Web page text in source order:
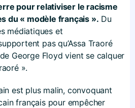
pour relativiser le racisme
du « modèle français ». Du
médiatiques et
pas qu’Assa Traoré
George Floyd vient se calquer
».
est plus malin, convoquant
français pour empêcher